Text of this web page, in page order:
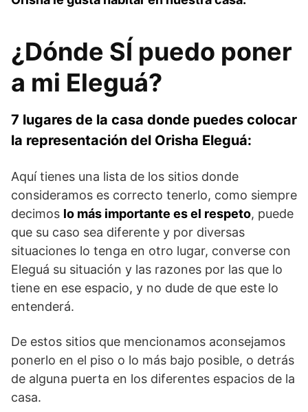
¿Dónde SÍ puedo poner
a mi Eleguá?
7 lugares de la casa donde puedes colocar
la representación del Orisha Eleguá:
Aquí tienes una lista de los sitios donde
consideramos es correcto tenerlo, como siempre
decimos lo más importante es el respeto, puede
que su caso sea diferente y por diversas
situaciones lo tenga en otro lugar, converse con
Eleguá su situación y las razones por las que lo
tiene en ese espacio, y no dude de que este lo
entenderá.
De estos sitios que mencionamos aconsejamos
ponerlo en el piso o lo más bajo posible, o detrás
de alguna puerta en los diferentes espacios de la
casa.